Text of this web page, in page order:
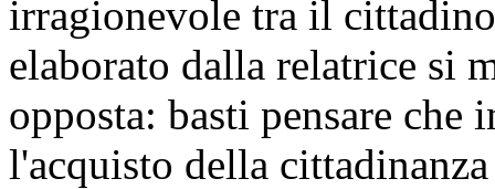
irragionevole tra il
elaborato dalla relatrice si
opposta: basti pensare che
l'acquisto della